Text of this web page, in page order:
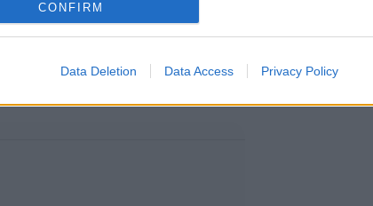
CONFIRM
Data Deletion Data Access Privacy Policy
kannalta kiinnostavampi
Suomi kuuluu Euroopan
eivät pärjänneet yhtä hyvin.